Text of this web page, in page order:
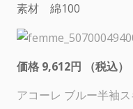
素材 綿100
価格 9,612円 （税込）
アコーレ ブルー半袖